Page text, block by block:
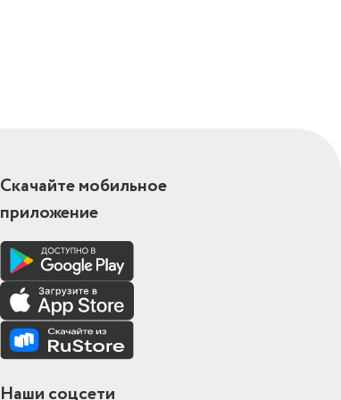
Скачайте мобильное
приложение
Наши соцсети